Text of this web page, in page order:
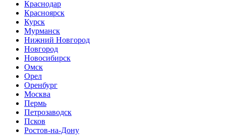
Краснодар
Красноярск
Курск
Мурманск
Нижний Новгород
Новгород
Новосибирск
Омск
Орел
Оренбург
Москва
Пермь
Петрозаводск
Псков
Ростов-на-Дону